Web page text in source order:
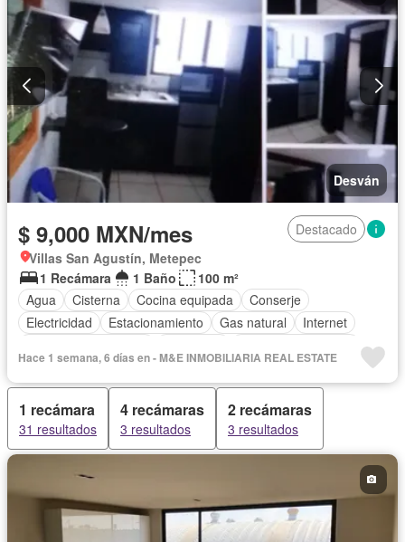
Desván
$ 9,000 MXN/mes
Destacado
Villas San Agustín, Metepec
1 Recámara
1 Baño
100 m²
Agua
Cisterna Cocina equipada
Conserje
Electricidad
Estacionamiento Gas natural
Internet
Wifi
Solo familias Completamente amueblado
Hace 1 semana, 6 días en - M&E INMOBILIARIA REAL ESTATE
1 recámara
31 resultados
4 recámaras
3 resultados
2 recámaras
3 resultados